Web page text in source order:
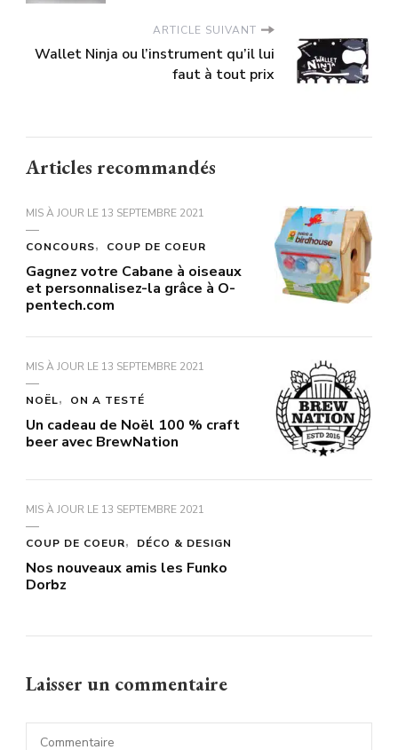
ARTICLE SUIVANT
Wallet Ninja ou l’instrument qu’il lui
faut à tout prix
Articles recommandés
MIS À JOUR LE 13 SEPTEMBRE 2021
CONCOURS COUP DE COEUR
Gagnez votre Cabane à oiseaux
et personnalisez-la grâce à O-
pentech.com
MIS À JOUR LE 13 SEPTEMBRE 2021
NOËL ON A TESTÉ
Un cadeau de Noël 100 % craft
beer avec BrewNation
MIS À JOUR LE 13 SEPTEMBRE 2021
COUP DE COEUR DÉCO & DESIGN
Nos nouveaux amis les Funko
Dorbz
Laisser un commentaire